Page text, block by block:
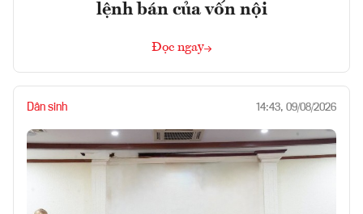
lệnh bán của vốn nội
Đọc ngay
Dân sinh 14:43, 09/08/2026